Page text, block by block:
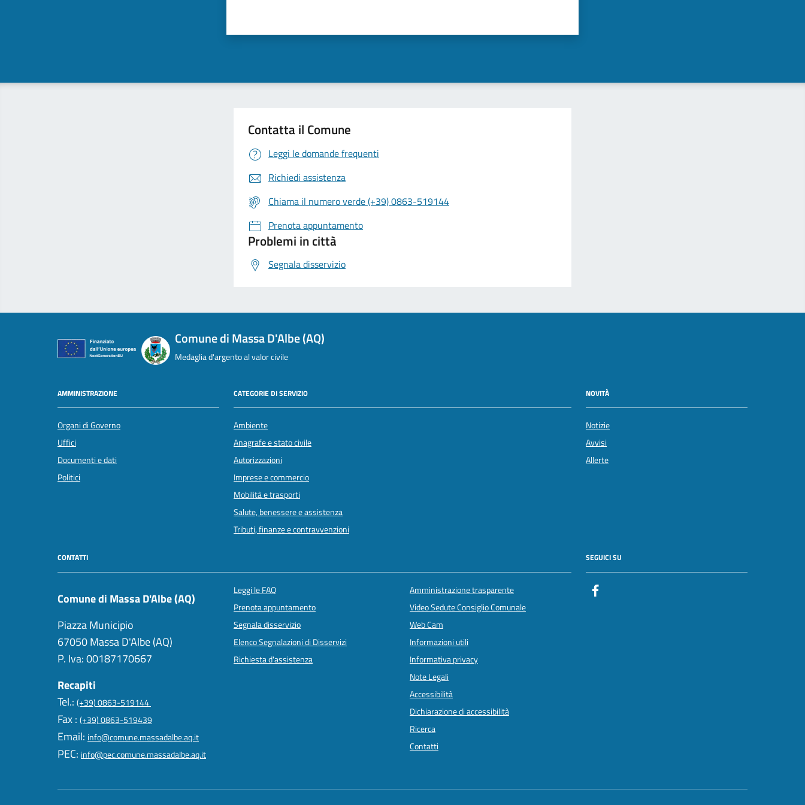
Contatta il Comune
Leggi le domande frequenti
Richiedi assistenza
Chiama il numero verde (+39) 0863-519144
Prenota appuntamento
Problemi in città
Segnala disservizio
Comune di Massa D'Albe (AQ)
Medaglia d'argento al valor civile
AMMINISTRAZIONE
Organi di Governo
Uffici
Documenti e dati
Politici
CATEGORIE DI SERVIZIO
Ambiente
Anagrafe e stato civile
Autorizzazioni
Imprese e commercio
Mobilità e trasporti
Salute, benessere e assistenza
Tributi, finanze e contravvenzioni
NOVITÀ
Notizie
Avvisi
Allerte
CONTATTI
Comune di Massa D'Albe (AQ)
Piazza Municipio
67050 Massa D'Albe (AQ)
P. Iva: 00187170667
Recapiti
Tel.: (+39) 0863-519144
Fax : (+39) 0863-519439
Email: info@comune.massadalbe.aq.it
PEC: info@pec.comune.massadalbe.aq.it
Leggi le FAQ
Prenota appuntamento
Segnala disservizio
Elenco Segnalazioni di Disservizi
Richiesta d'assistenza
Amministrazione trasparente
Video Sedute Consiglio Comunale
Web Cam
Informazioni utili
Informativa privacy
Note Legali
Accessibilità
Dichiarazione di accessibilità
Ricerca
Contatti
SEGUICI SU